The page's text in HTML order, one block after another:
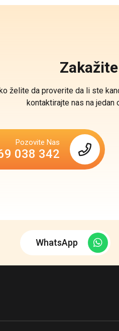
želite da proverite da li ste
kontaktirajte nas na jedan
Pozovite Nas
038 342
WhatsApp